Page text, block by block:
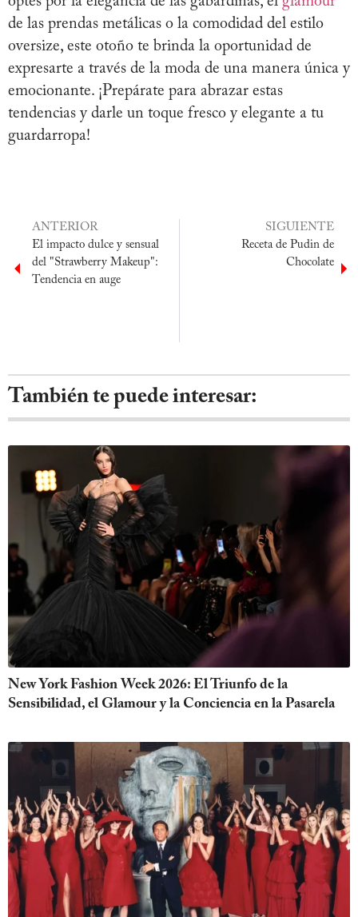
de las prendas metálicas o la comodidad del estilo
oversize, este otoño te brinda la oportunidad de
expresarte a través de la moda de una manera única y
emocionante. ¡Prepárate para abrazar estas
tendencias y darle un toque fresco y elegante a tu
guardarropa!
ANTERIOR
El impacto dulce y sensual
del "Strawberry Makeup":
Tendencia en auge
SIGUIENTE
Receta de Pudin de
Chocolate
También te puede interesar:
New York Fashion Week 2026: El Triunfo de la
Sensibilidad, el Glamour y la Conciencia en la Pasarela